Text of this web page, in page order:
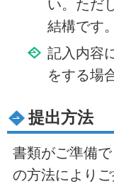
い。ただ
結構です。
記入内容
をする場
提出方法
書類がご準備
の方法によりご